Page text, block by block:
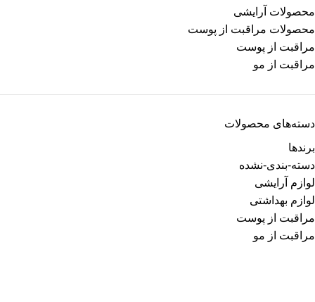
محصولات آرایشی
محصولات مراقبت از پوست
مراقبت از پوست
مراقبت از مو
دسته‌های محصولات
برندها
دسته-بندی-نشده
لوازم آرایشی
لوازم بهداشتی
مراقبت از پوست
مراقبت از مو